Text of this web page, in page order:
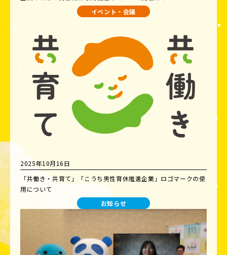
イベント・会議
2025年10月16日
「共働き・共育て」「こうち男性育休推進企業」ロゴマークの使
用について
お知らせ